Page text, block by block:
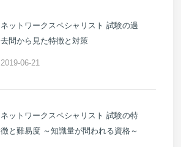
ネットワークスペシャリスト 試験の過
去問から見た特徴と対策
2019-06-21
ネットワークスペシャリスト 試験の特
徴と難易度 ～知識量が問われる資格～